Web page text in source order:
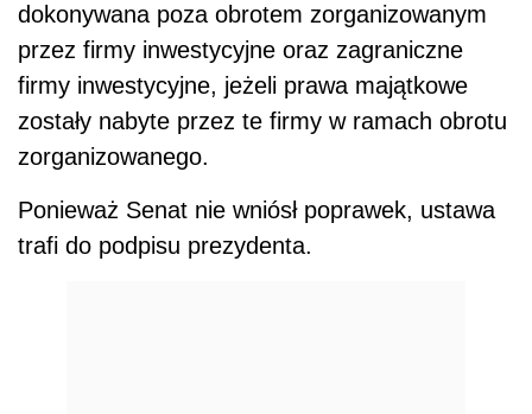
dokonywana poza obrotem zorganizowanym
przez firmy inwestycyjne oraz zagraniczne
firmy inwestycyjne, jeżeli prawa majątkowe
zostały nabyte przez te firmy w ramach obrotu
zorganizowanego.
Ponieważ Senat nie wniósł poprawek, ustawa
trafi do podpisu prezydenta.